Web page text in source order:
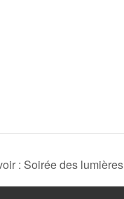
: Soirée des lumières